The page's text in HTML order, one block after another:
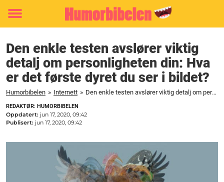
Toggle
Den enkle testen avslører viktig
detalj om personligheten din: Hva
er det første dyret du ser i bildet?
Humorbibelen » Internett » Den enkle testen avslører viktig detalj om personligheten din: Hva er det første dyret du ser i bildet?
REDAKTØR: HUMORBIBELEN
Oppdatert: jun 17, 2020, 09:42
Publisert: jun 17, 2020, 09:42